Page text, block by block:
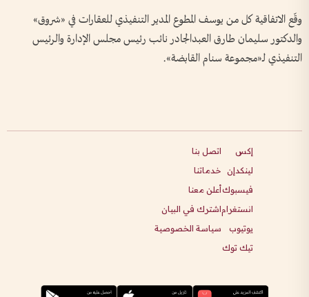
وقّع الاتفاقية كل من يوسف المطوع المدير التنفيذي للعقارات في «شروق»
والدكتور سليمان طارق العبدالجادر نائب رئيس مجلس الإدارة والرئيس
التنفيذي لـ«مجموعة سنام القابضة».
إكس
لينكدإن
فيسبوك
انستغرام
يوتيوب
تيك توك
اتصل بنا
خدماتنا
أعلن معنا
اشترك في البيان
سياسة الخصوصية